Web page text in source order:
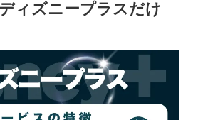
ィズニープラスだけ